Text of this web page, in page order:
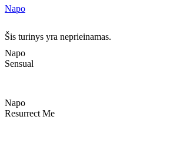
Napo
Šis turinys yra neprieinamas.
Napo
Sensual
Napo
Resurrect Me